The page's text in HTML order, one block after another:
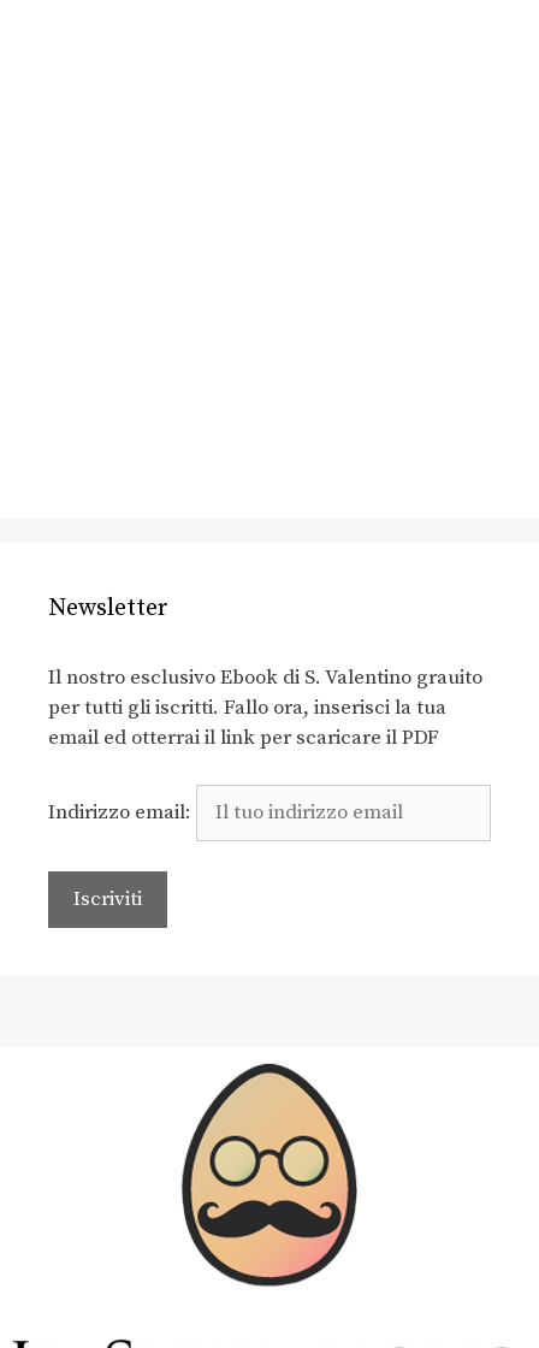
Newsletter
Il nostro esclusivo Ebook di S. Valentino grauito
per tutti gli iscritti. Fallo ora, inserisci la tua
email ed otterrai il link per scaricare il PDF
Indirizzo email: